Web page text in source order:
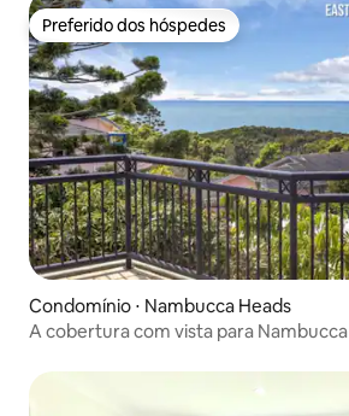
Preferido dos hóspedes
Preferido dos hóspedes
Condomínio ⋅ Nambucca Heads
A cobertura com vista para Nambucca